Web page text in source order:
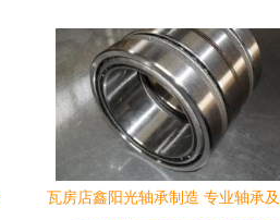
瓦房店鑫阳光轴承制造 专业轴承